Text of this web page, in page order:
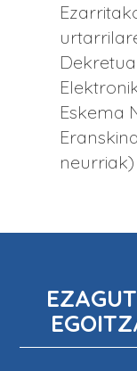
Eskema